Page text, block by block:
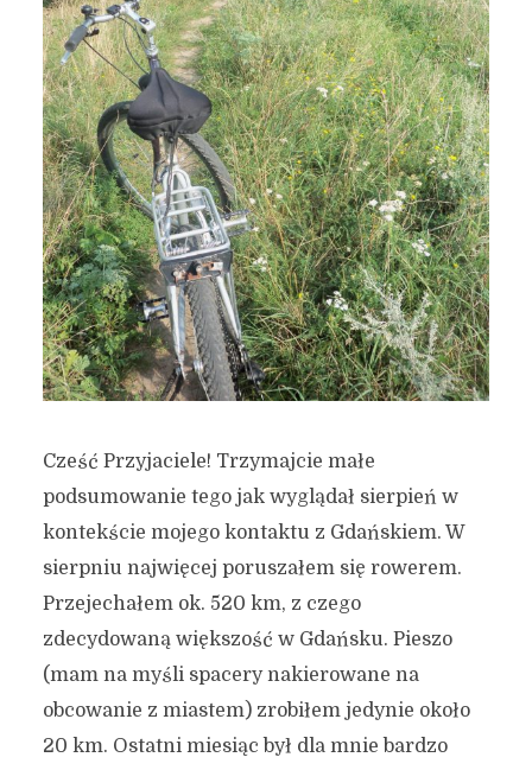
Cześć Przyjaciele! Trzymajcie małe
podsumowanie tego jak wyglądał sierpień w
kontekście mojego kontaktu z Gdańskiem. W
sierpniu najwięcej poruszałem się rowerem.
Przejechałem ok. 520 km, z czego
zdecydowaną większość w Gdańsku. Pieszo
(mam na myśli spacery nakierowane na
obcowanie z miastem) zrobiłem jedynie około
20 km. Ostatni miesiąc był dla mnie bardzo